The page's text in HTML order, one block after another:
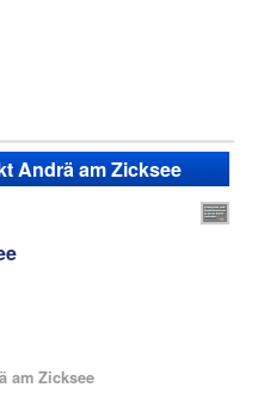
Andrä am Zicksee
am Zicksee